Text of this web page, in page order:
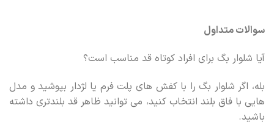
سوالات متداول
آیا شلوار بگ برای افراد کوتاه قد مناسب است؟
بله، اگر شلوار بگ را با کفش های پلت فرم یا لژدار بپوشید و مدل
هایی با فاق بلند انتخاب کنید، می توانید ظاهر قد بلندتری داشته
باشید.